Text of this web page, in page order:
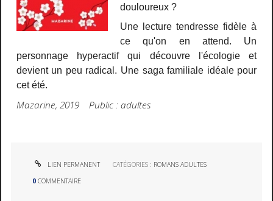
douloureux ?
Une lecture tendresse fidèle à
ce qu'on en attend. Un
personnage hyperactif qui découvre l'écologie et
devient un peu radical. Une saga familiale idéale pour
cet été.
Mazarine, 2019 Public : adultes
LIEN PERMANENT CATÉGORIES : ROMANS ADULTES
0 COMMENTAIRE